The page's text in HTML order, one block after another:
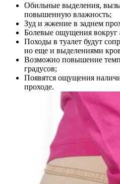
Обильные выделения,
повышенную влажность;
Зуд и жжение в заднем
Болевые ощущения вокруг
Походы в туалет будут
но еще и выделениями
Возможно повышение
градусов;
Появятся ощущения
проходе.